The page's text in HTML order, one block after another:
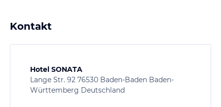
Kontakt
Hotel SONATA
Lange Str. 92 76530 Baden-Baden Baden-
Württemberg Deutschland